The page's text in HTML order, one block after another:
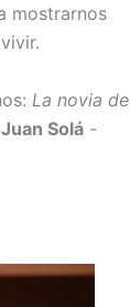
mostrarnos
La novia de
Juan Solá -